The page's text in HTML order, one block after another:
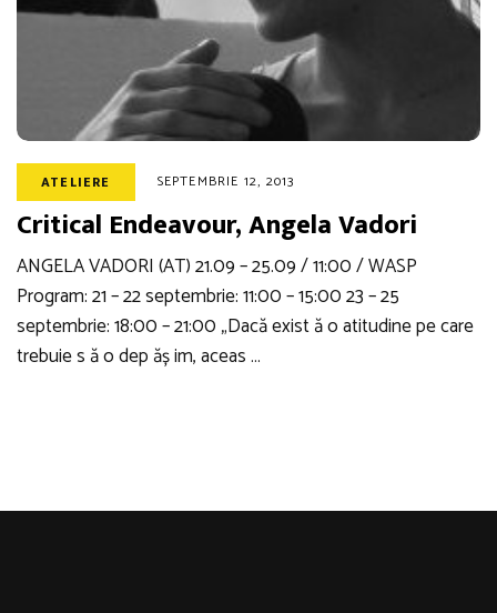
ATELIERE SEPTEMBRIE 12, 2013
Critical Endeavour, Angela Vadori
ANGELA VADORI (AT) 21.09 – 25.09 / 11:00 / WASP
Program: 21 – 22 septembrie: 11:00 – 15:00 23 – 25
septembrie: 18:00 – 21:00 „Dacă exist ă o atitudine pe care
trebuie s ă o dep ăș im, aceas …